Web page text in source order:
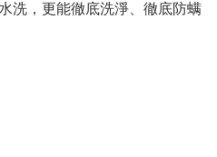
洗，更能徹底洗淨、徹底防螨